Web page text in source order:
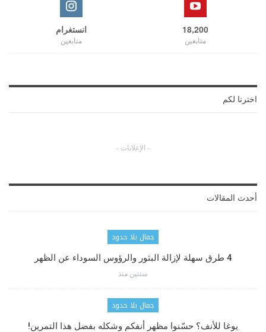
18,200
متابعين
انستغرام
متابعين
اخترنا لكم
- الإعلانات -
أحدث المقالات
جمال بلا حدود
4 طرق سهلة لإزالة البثور والرؤوس السوداء عن الظهر
سنتين منذ
جمال بلا حدود
يوغا للأنف؟ حسّنوا مظهر أنفكم وشكله بفضل هذا التمرين!